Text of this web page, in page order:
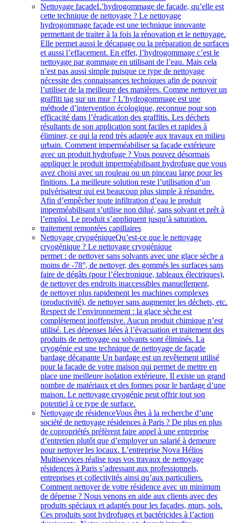
Nettoyage façadeL’hydrogommage de façade, qu’elle est
cette technique de nettoyage ? Le nettoyage
hydrogommage façade est une technique innovante
permettant de traiter à la fois la rénovation et le nettoyage.
Elle permet aussi le décapage ou la préparation de surfaces
et aussi l’effacement. En effet, l’hydrogommage c’est le
nettoyage par gommage en utilisant de l’eau. Mais cela
n’est pas aussi simple puisque ce type de nettoyage
nécessite des connaissances techniques afin de pouvoir
l’utiliser de la meilleure des manières. Comme nettoyer un
graffiti tag sur un mur ? L’hydrogommage est une
méthode d’intervention écologique, reconnue pour son
efficacité dans l’éradication des graffitis. Les déchets
résultants de son application sont faciles et rapides à
éliminer, ce qui la rend très adaptée aux travaux en milieu
urbain. Comment imperméabiliser sa façade extérieure
avec un produit hydrofuge ? Vous pouvez désormais
appliquer le produit imperméabilisant hydrofuge que vous
avez choisi avec un rouleau ou un pinceau large pour les
finitions. La meilleure solution reste l’utilisation d’un
pulvérisateur qui est beaucoup plus simple à répandre.
Afin d’empêcher toute infiltration d’eau le produit
imperméabilisant s’utilise non dilué, sans solvant et prêt à
l’emploi. Le produit s’appliquent jusqu’à saturation.
traitement remontées capillaires
Nettoyage cryogéniqueQu’est-ce que le nettoyage
cryogénique ? Le nettoyage cryogénique
permet : de nettoyer sans solvants avec une glace sèche a
moins de -78°, de nettoyer, des gommés les surfaces sans
faire de dégâts (pour l’électronique, tableaux électriques),
de nettoyer des endroits inaccessibles manuellement,
de nettoyer plus rapidement les machines complexes
(productivité), de nettoyer sans augmenter les déchets, etc.
Respect de l’environnement : la glace sèche est
complètement inoffensive. Aucun produit chimique n’est
utilisé. Les dépenses liées à l’évacuation et traitement des
produits de nettoyage ou solvants sont éliminés. La
cryogénie est une technique de nettoyage de façade
bardage décapante Un bardage est un revêtement utilisé
pour la façade de votre maison qui permet de mettre en
place une meilleure isolation extérieure. Il existe un grand
nombre de matériaux et des formes pour le bardage d’une
maison. Le nettoyage cryogénie peut offrir tout son
potentiel à ce type de surface.
Nettoyage de résidenceVous êtes à la recherche d’une
société de nettoyage résidences à Paris ? De plus en plus
de copropriétés préfèrent faire appel à une entreprise
d’entretien plutôt que d’employer un salarié à demeure
pour nettoyer les locaux. L’entreprise Nova Hélios
Multiservices réalise tous vos travaux de nettoyage
résidences à Paris s’adressant aux professionnels,
entreprises et collectivités ainsi qu’aux particuliers.
Comment nettoyer de votre résidence avec un minimum
de dépense ? Nous venons en aide aux clients avec des
produits spéciaux et adaptés pour les façades, murs, sols.
Ces produits sont hydrofuges et bactéricides à l’action